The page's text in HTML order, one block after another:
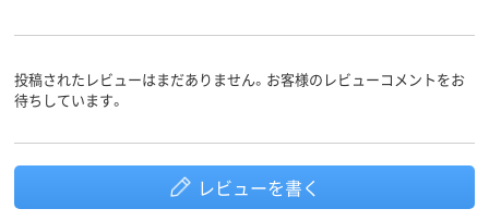
投稿されたレビューはまだありません。お客様のレビューコメントをお
待ちしています。
レビューを書く